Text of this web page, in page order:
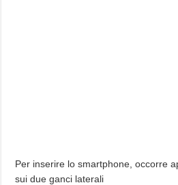
Per inserire lo smartphone, occorre
sui due ganci laterali